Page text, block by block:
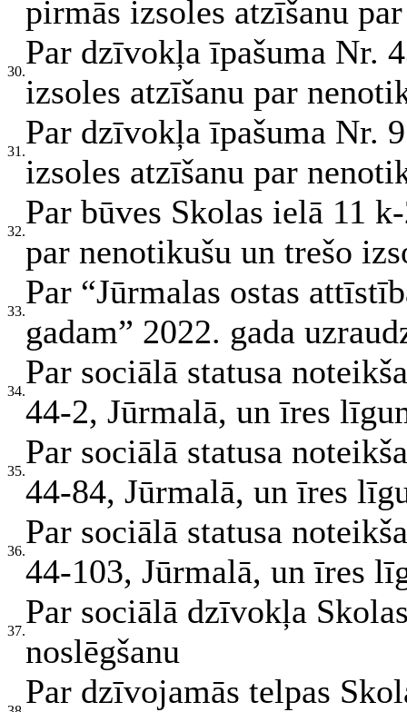
pirmās izsoles atzīšanu
30.
Par dzīvokļa īpašuma Nr.
izsoles atzīšanu par
31.
Par dzīvokļa īpašuma Nr.
izsoles atzīšanu par
32.
Par būves Skolas ielā 11
par nenotikušu un trešo
33.
Par “Jūrmalas ostas
gadam” 2022. gada
34.
Par sociālā statusa
44-2, Jūrmalā, un īres
35.
Par sociālā statusa
44-84, Jūrmalā, un īres
36.
Par sociālā statusa
44-103, Jūrmalā, un īres
37.
Par sociālā dzīvokļa
noslēgšanu
Par dzīvojamās telpas